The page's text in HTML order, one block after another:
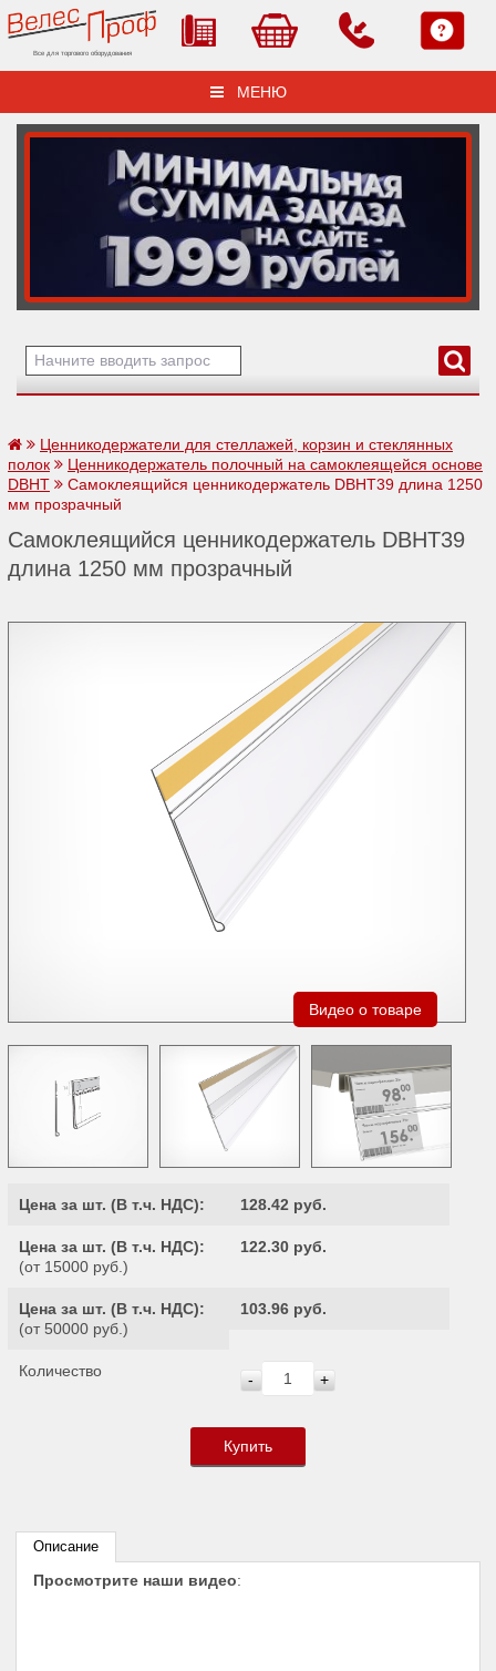
Все для торгового оборудования
МЕНЮ
Ценникодержатели для стеллажей, корзин и стеклянных
полок
Ценникодержатель полочный на самоклеящейся основе
DBHT
Самоклеящийся ценникодержатель DBHT39 длина 1250
мм прозрачный
Самоклеящийся ценникодержатель DBHT39
длина 1250 мм прозрачный
Видео о товаре
Цена за шт. (В т.ч. НДС): 128.42 руб.
Цена за шт. (В т.ч. НДС):
(от 15000 руб.)
122.30 руб.
Цена за шт. (В т.ч. НДС):
(от 50000 руб.)
103.96 руб.
Количество - +
Купить
Описание
Просмотрите наши видео: